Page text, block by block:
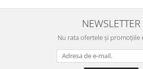
NEWSLETTER
Nu rata ofertele și promoțiile